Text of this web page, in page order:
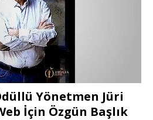
Yönetmen Jüri
İçin Özgün Başlık